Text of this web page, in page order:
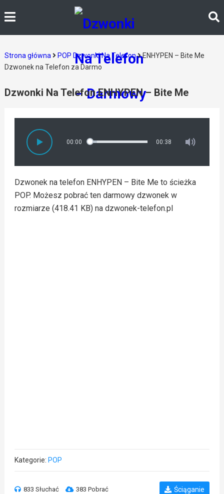
Strona główna POP Dzwonki Na Telefon
ENHYPEN – Bite Me
Dzwonek na Telefon za Darmo
Dzwonki Na Telefon ENHYPEN – Bite Me
00:00 00:38
Dzwonek na telefon ENHYPEN – Bite Me to ścieżka
POP. Możesz pobrać ten darmowy dzwonek w
rozmiarze (418.41 KB) na dzwonek-telefon.pl
Kategorie: POP
833 Słuchać 383 Pobrać Ściąganie